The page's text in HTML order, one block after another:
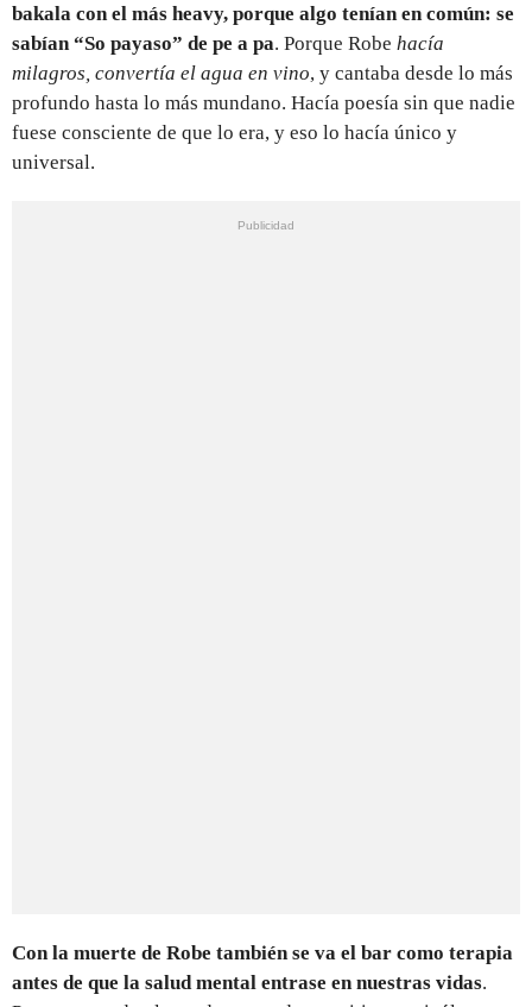
bakala con el más heavy, porque algo tenían en común: se
sabían “So payaso” de pe a pa. Porque Robe hacía
milagros, convertía el agua en vino, y cantaba desde lo más
profundo hasta lo más mundano. Hacía poesía sin que nadie
fuese consciente de que lo era, y eso lo hacía único y
universal.
Con la muerte de Robe también se va el bar como terapia
antes de que la salud mental entrase en nuestras vidas.